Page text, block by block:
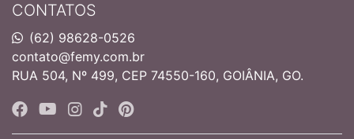
CONTATOS
(62) 98628-0526
contato@femy.com.br
RUA 504, Nº 499, CEP 74550-160, GOIÂNIA, GO.